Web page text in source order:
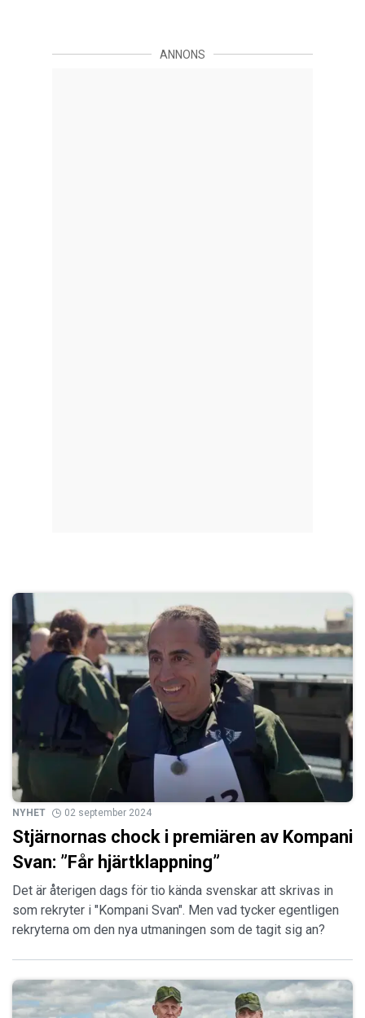
ANNONS
NYHET 02 september 2024
Stjärnornas chock i premiären av Kompani
Svan: ”Får hjärtklappning”
Det är återigen dags för tio kända svenskar att skrivas in
som rekryter i "Kompani Svan". Men vad tycker egentligen
rekryterna om den nya utmaningen som de tagit sig an?